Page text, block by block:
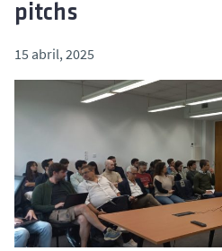
pitchs
15 abril, 2025